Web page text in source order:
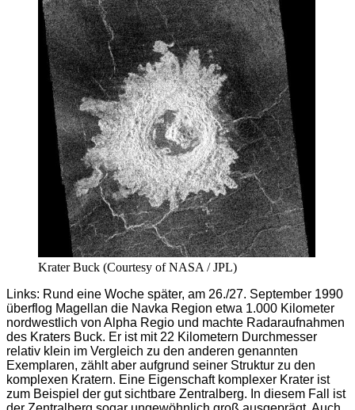
Krater Buck (Courtesy of NASA / JPL)
Links: Rund eine Woche später, am 26./27. September 1990
überflog Magellan die Navka Region etwa 1.000 Kilometer
nordwestlich von Alpha Regio und machte Radaraufnahmen
des Kraters Buck. Er ist mit 22 Kilometern Durchmesser
relativ klein im Vergleich zu den anderen genannten
Exemplaren, zählt aber aufgrund seiner Struktur zu den
komplexen Kratern. Eine Eigenschaft komplexer Krater ist
zum Beispiel der gut sichtbare Zentralberg. In diesem Fall ist